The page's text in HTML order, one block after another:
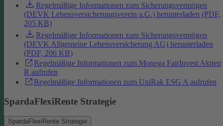
Regelmäßige Informationen zum Sicherungsvermögen
(DEVK Lebensversicherungsverein a.G.) herunterladen (PDF,
205 KB)
Regelmäßige Informationen zum Sicherungsvermögen
(DEVK Allgemeine Lebensversicherung AG) herunterladen
(PDF, 206 KB)
Regelmäßige Informationen zum Monega FairInvest Aktien
R aufrufen
Regelmäßige Informationen zum UniRak ESG A aufrufen
SpardaFlexiRente Strategie
SpardaFlexiRente Strategie